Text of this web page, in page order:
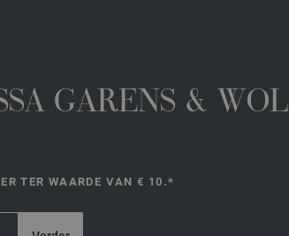
GARENS & WOL
TER WAARDE VAN € 10.*